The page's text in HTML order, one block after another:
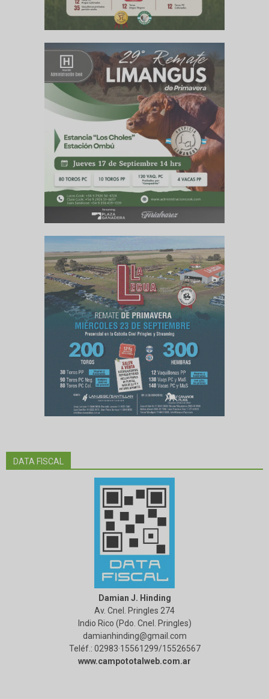
DATA FISCAL
Damian J. Hinding
Av. Cnel. Pringles 274
Indio Rico (Pdo. Cnel. Pringles)
damianhinding@gmail.com
Teléf.: 02983·15561299/15526567
www.campototalweb.com.ar